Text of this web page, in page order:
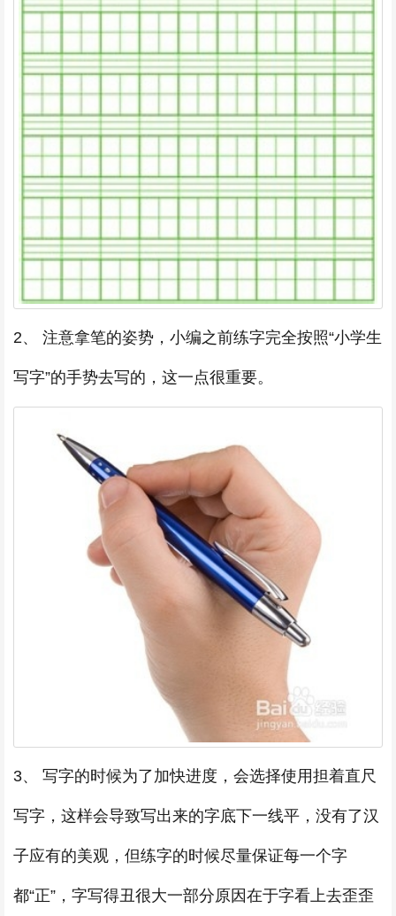
2、 注意拿笔的姿势，小编之前练字完全按照“小学生
写字”的手势去写的，这一点很重要。
3、 写字的时候为了加快进度，会选择使用担着直尺
写字，这样会导致写出来的字底下一线平，没有了汉
子应有的美观，但练字的时候尽量保证每一个字
都“正”，字写得丑很大一部分原因在于字看上去歪歪